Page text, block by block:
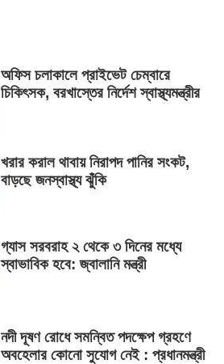
অফিস চলাকালে প্রাইভেট চেম্বারে
চিকিৎসক, বরখাস্তের নির্দেশ স্বাস্থ্যমন্ত্রীর
খরার করাল থাবায় নিরাপদ পানির সংকট,
বাড়ছে জনস্বাস্থ্য ঝুঁকি
গ্যাস সরবরাহ ২ থেকে ৩ দিনের মধ্যে
স্বাভাবিক হবে: জ্বালানি মন্ত্রী
নদী দূষণ রোধে সমন্বিত পদক্ষেপ গ্রহণে
অবহেলার কোনো সুযোগ নেই : প্রধানমন্ত্রী